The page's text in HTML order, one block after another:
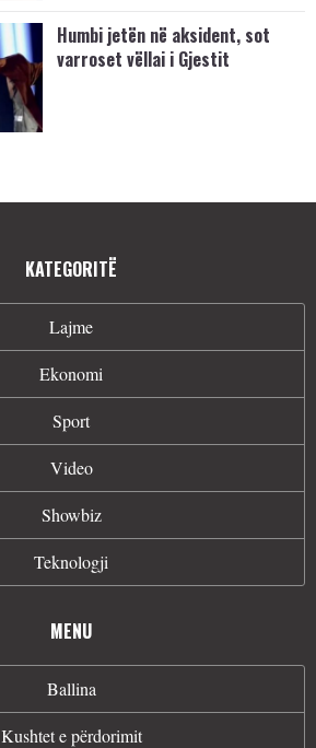
Humbi jetën në aksident, sot
varroset vëllai i Gjestit
KATEGORITË
Lajme
Ekonomi
Sport
Video
Showbiz
Teknologji
MENU
Ballina
Kushtet e përdorimit